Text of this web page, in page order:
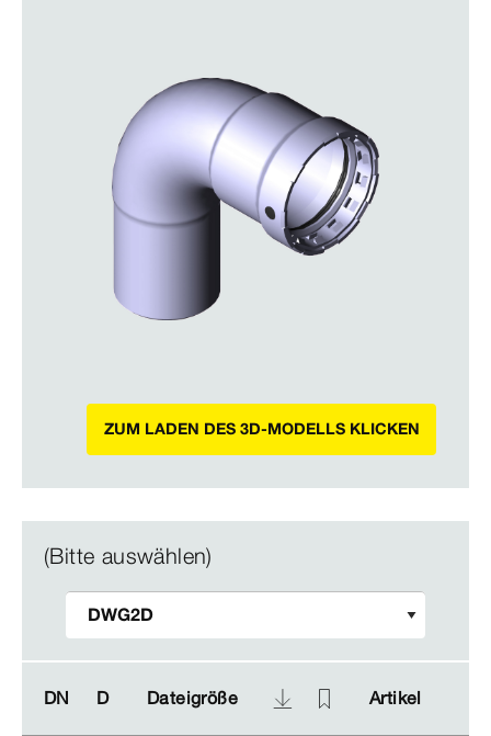
ZUM LADEN DES 3D-MODELLS KLICKEN
(Bitte auswählen)
DN D Dateigröße Artikel
DN D Dateigröße Artikel